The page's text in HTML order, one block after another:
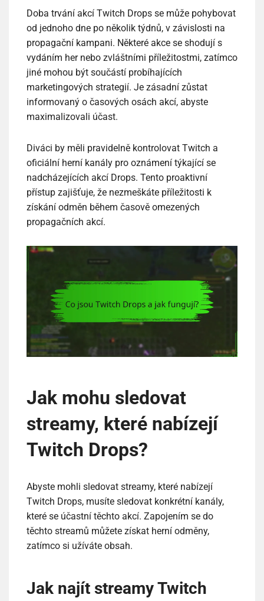
Doba trvání akcí Twitch Drops se může pohybovat
od jednoho dne po několik týdnů, v závislosti na
propagační kampani. Některé akce se shodují s
vydáním her nebo zvláštními příležitostmi, zatímco
jiné mohou být součástí probíhajících
marketingových strategií. Je zásadní zůstat
informovaný o časových osách akcí, abyste
maximalizovali účast.
Diváci by měli pravidelně kontrolovat Twitch a
oficiální herní kanály pro oznámení týkající se
nadcházejících akcí Drops. Tento proaktivní
přístup zajišťuje, že nezmeškáte příležitosti k
získání odměn během časově omezených
propagačních akcí.
Jak mohu sledovat
streamy, které nabízejí
Twitch Drops?
Abyste mohli sledovat streamy, které nabízejí
Twitch Drops, musíte sledovat konkrétní kanály,
které se účastní těchto akcí. Zapojením se do
těchto streamů můžete získat herní odměny,
zatímco si užíváte obsah.
Jak najít streamy Twitch